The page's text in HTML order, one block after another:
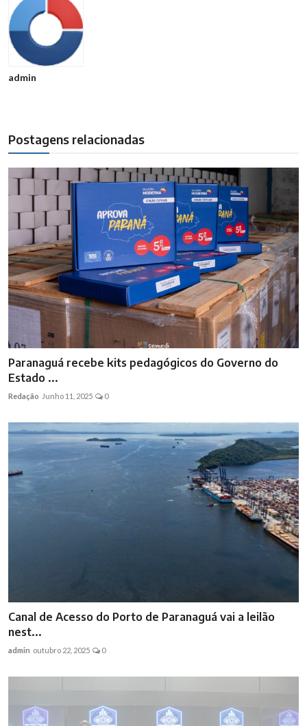
admin
Postagens relacionadas
Paranaguá recebe kits pedagógicos do Governo do
Estado ...
Redação Junho 11, 2025 0
Canal de Acesso do Porto de Paranaguá vai a leilão
nest...
admin outubro 22, 2025 0